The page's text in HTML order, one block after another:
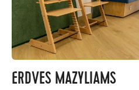
ERDVĖS MAŽYLIAMS